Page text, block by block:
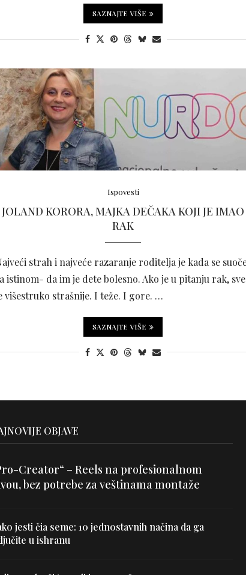
SAZNAJTE VIŠE
Ispovesti
JOLAND KORORA, MAJKA DEČAKA KOJI JE IMAO
RAK
strah i najveće razaranje roditelja je kada se
istinom- da im je dete bolesno. Ako je u pitanju rak, sve
višestruko strašnije. I teže. I gore. …
SAZNAJTE VIŠE
OBJAVE
Creator“ – Reels na profesionalnom
bez potrebe za veštinama montaže
jesti čia seme: 10 jednostavnih načina da ga
u ishranu